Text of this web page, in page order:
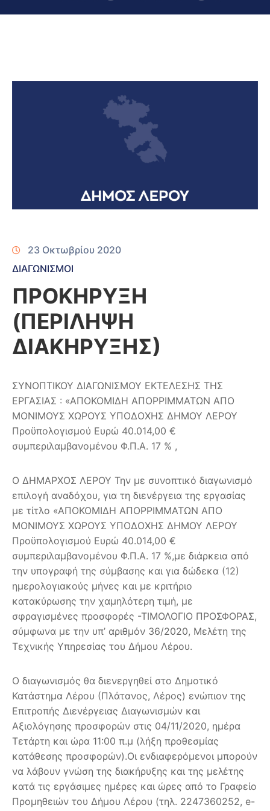
23 Οκτωβρίου 2020
ΔΙΑΓΩΝΙΣΜΟΙ
ΠΡΟΚΗΡΥΞΗ
(ΠΕΡΙΛΗΨΗ
ΔΙΑΚΗΡΥΞΗΣ)
ΣΥΝΟΠΤΙΚΟΥ ΔΙΑΓΩΝΙΣΜΟΥ ΕΚΤΕΛΕΣΗΣ ΤΗΣ
ΕΡΓΑΣΙΑΣ : «ΑΠΟΚΟΜΙΔΗ ΑΠΟΡΡΙΜΜΑΤΩΝ ΑΠΟ
ΜΟΝΙΜΟΥΣ ΧΩΡΟΥΣ ΥΠΟΔΟΧΗΣ ΔΗΜΟΥ ΛΕΡΟΥ
Προϋπολογισμού Ευρώ 40.014,00 €
συμπεριλαμβανομένου Φ.Π.Α. 17 % ,
Ο ΔΗΜΑΡΧΟΣ ΛΕΡΟΥ Την με συνοπτικό διαγωνισμό
επιλογή αναδόχου, για τη διενέργεια της εργασίας
με τίτλο «ΑΠΟΚΟΜΙΔΗ ΑΠΟΡΡΙΜΜΑΤΩΝ ΑΠΟ
ΜΟΝΙΜΟΥΣ ΧΩΡΟΥΣ ΥΠΟΔΟΧΗΣ ΔΗΜΟΥ ΛΕΡΟΥ
Προϋπολογισμού Ευρώ 40.014,00 €
συμπεριλαμβανομένου Φ.Π.Α. 17 %,με διάρκεια από
την υπογραφή της σύμβασης και για δώδεκα (12)
ημερολογιακούς μήνες και με κριτήριο
κατακύρωσης την χαμηλότερη τιμή, με
σφραγισμένες προσφορές -ΤΙΜΟΛΟΓΙΟ ΠΡΟΣΦΟΡΑΣ,
σύμφωνα με την υπ’ αριθμόν 36/2020, Μελέτη της
Τεχνικής Υπηρεσίας του Δήμου Λέρου.
Ο διαγωνισμός θα διενεργηθεί στο Δημοτικό
Κατάστημα Λέρου (Πλάτανος, Λέρος) ενώπιον της
Επιτροπής Διενέργειας Διαγωνισμών και
Αξιολόγησης προσφορών στις 04/11/2020, ημέρα
Τετάρτη και ώρα 11:00 π.μ (λήξη προθεσμίας
κατάθεσης προσφορών).Οι ενδιαφερόμενοι μπορούν
να λάβουν γνώση της διακήρυξης και της μελέτης
κατά τις εργάσιμες ημέρες και ώρες από το Γραφείο
Προμηθειών του Δήμου Λέρου (τηλ. 2247360252, e-